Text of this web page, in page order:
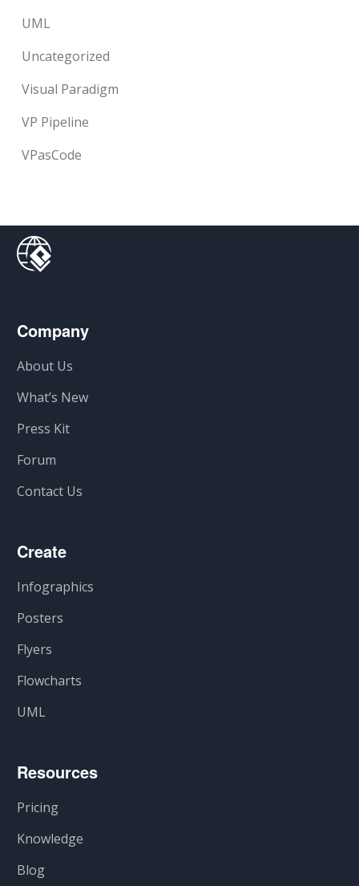
UML
Uncategorized
Visual Paradigm
VP Pipeline
VPasCode
Company
About Us
What’s New
Press Kit
Forum
Contact Us
Create
Infographics
Posters
Flyers
Flowcharts
UML
Resources
Pricing
Knowledge
Blog